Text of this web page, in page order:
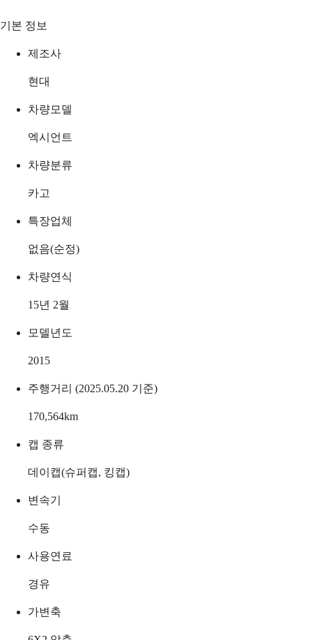
기본 정보
제조사
현대
차량모델
엑시언트
차량분류
카고
특장업체
없음(순정)
차량연식
15년 2월
모델년도
2015
주행거리 (2025.05.20 기준)
170,564km
캡 종류
데이캡(슈퍼캡, 킹캡)
변속기
수동
사용연료
경유
가변축